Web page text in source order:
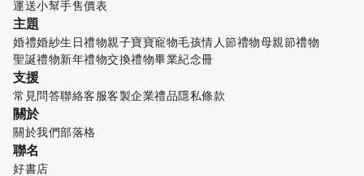
運送小幫手售價表
主題
婚禮婚紗生日禮物親子寶寶寵物毛孩情人節禮物母親節禮物
聖誕禮物新年禮物交換禮物畢業紀念冊
支援
常見問答聯絡客服客製企業禮品隱私條款
關於
關於我們部落格
聯名
好書店